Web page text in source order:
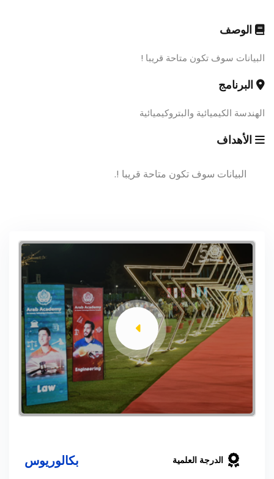
الوصف
البيانات سوف تكون متاحة قريبا !
البرنامج
الهندسة الكيميائية والبتروكيميائية
الأهداف
البيانات سوف تكون متاحة قريبا !.
الدرجة العلمية بكالوريوس